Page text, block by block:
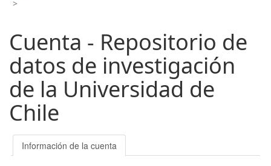
>
Cuenta - Repositorio de
datos de investigación
de la Universidad de
Chile
Información de la cuenta